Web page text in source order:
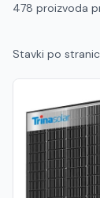
Hrvatski
MK
478 proizvoda
Stavki po